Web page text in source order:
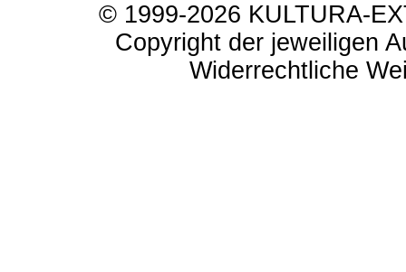
© 1999-2026 KULTURA-
Copyright der jeweiligen
Widerrechtliche